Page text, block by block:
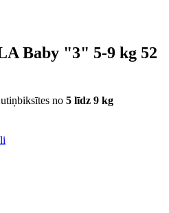
Baby "3" 5-9 kg 52
no 5 līdz 9 kg